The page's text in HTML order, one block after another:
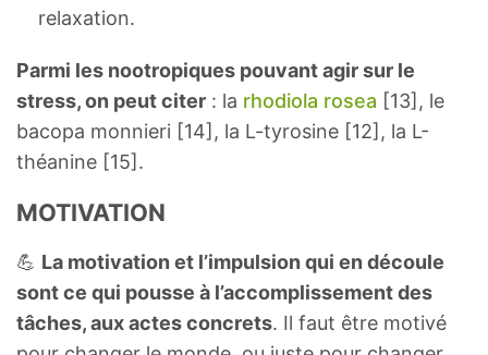
relaxation.
Parmi les nootropiques pouvant agir sur le
stress, on peut citer : la rhodiola rosea [13], le
bacopa monnieri [14], la L-tyrosine [12], la L-
théanine [15].
MOTIVATION
💪 La motivation et l’impulsion qui en découle
sont ce qui pousse à l’accomplissement des
tâches, aux actes concrets. Il faut être motivé